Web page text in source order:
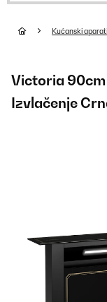
Kućanski aparati
Victoria 90cm
Izvlačenje